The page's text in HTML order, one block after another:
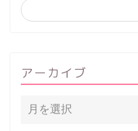
アーカイブ